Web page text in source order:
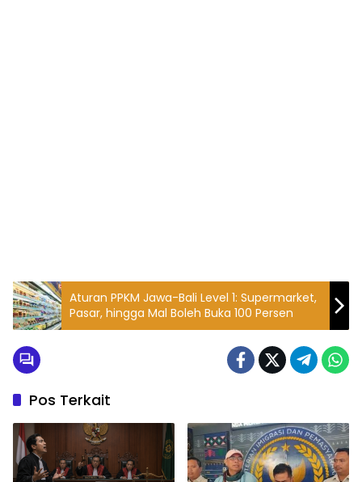
Aturan PPKM Jawa-Bali Level 1: Supermarket,
Pasar, hingga Mal Boleh Buka 100 Persen
Pos Terkait